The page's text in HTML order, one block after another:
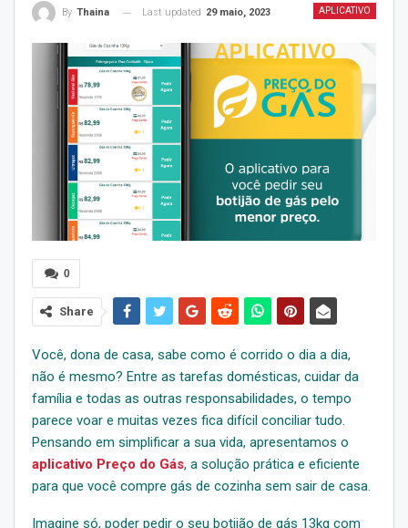
APLICATIVO
By Thaina Last updated 29 maio, 2023
0
Share
Você, dona de casa, sabe como é corrido o dia a dia,
não é mesmo? Entre as tarefas domésticas, cuidar da
família e todas as outras responsabilidades, o tempo
parece voar e muitas vezes fica difícil conciliar tudo.
Pensando em simplificar a sua vida, apresentamos o
aplicativo Preço do Gás, a solução prática e eficiente
para que você compre gás de cozinha sem sair de casa.
Imagine só, poder pedir o seu botijão de gás 13kg com